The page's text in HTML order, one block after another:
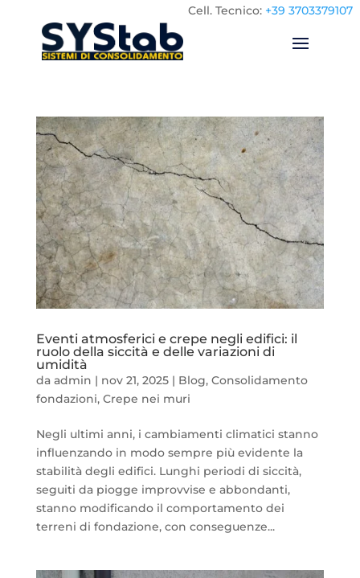
Cell. Tecnico: +39 3703379107
Eventi atmosferici e crepe negli edifici: il
ruolo della siccità e delle variazioni di
umidità
da admin | nov 21, 2025| Blog, Consolidamento
fondazioni, Crepe nei muri
Negli ultimi anni, i cambiamenti climatici stanno
influenzando in modo sempre più evidente la
stabilità degli edifici. Lunghi periodi di siccità,
seguiti da piogge improvvise e abbondanti,
stanno modificando il comportamento dei
terreni di fondazione, con conseguenze...